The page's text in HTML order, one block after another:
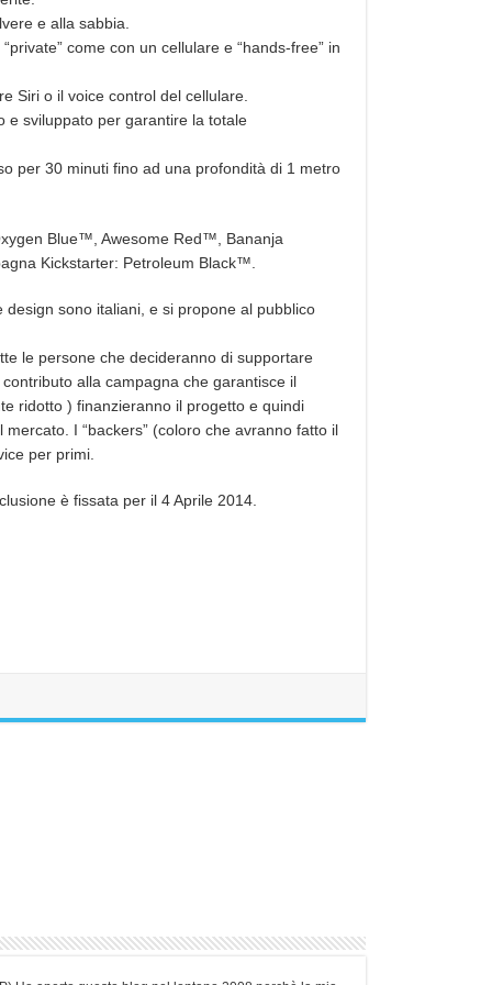
e alla sabbia.
come con un cellulare e “hands-free” in
o il voice control del cellulare.
sviluppato per garantire la totale
30 minuti fino ad una profondità di 1 metro
Blue™, Awesome Red™, Bananja
Kickstarter: Petroleum Black™.
sono italiani, e si propone al pubblico
le persone che decideranno di supportare
alla campagna che garantisce il
ridotto ) finanzieranno il progetto e quindi
I “backers” (coloro che avranno fatto il
per primi.
è fissata per il 4 Aprile 2014.